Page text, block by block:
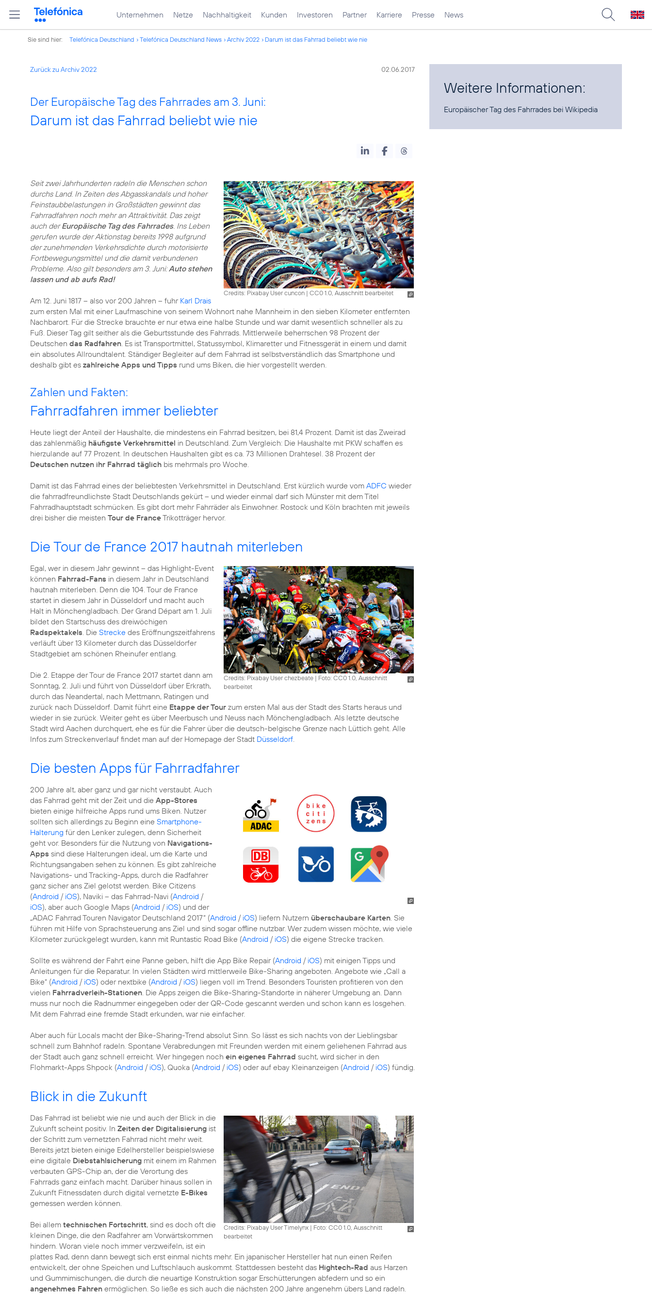
Unternehmen Netze Nachhaltigkeit Kunden Investoren Partner Karriere Presse News
Sie sind hier: Telefónica Deutschland Telefónica Deutschland News Archiv 2022 Darum ist das Fahrrad beliebt wie nie
Zurück zu Archiv 2022 02.06.2017
Der Europäische Tag des Fahrrades am 3. Juni:
Darum ist das Fahrrad beliebt wie nie
Credits: Pixabay User cuncon| CC0 1.0, Ausschnitt bearbeitet
Seit zwei Jahrhunderten radeln die Menschen schon
durchs Land. In Zeiten des Abgasskandals und hoher
Feinstaubbelastungen in Großstädten gewinnt das
Fahrradfahren noch mehr an Attraktivität. Das zeigt
auch derEuropäische Tag des Fahrrades. Ins Leben
gerufen wurde der Aktionstag bereits 1998 aufgrund
der zunehmenden Verkehrsdichte durch motorisierte
Fortbewegungsmittel und die damit verbundenen
Probleme. Also gilt besonders am 3. Juni:Auto stehen
lassen und ab aufs Rad!
Am 12. Juni 1817 – also vor 200 Jahren – fuhr Karl Drais
zum ersten Mal mit einer Laufmaschine von seinem Wohnort nahe Mannheim in den sieben Kilometer entfernten
Nachbarort. Für die Strecke brauchte er nur etwa eine halbe Stunde und war damit wesentlich schneller als zu
Fuß. Dieser Tag gilt seither als die Geburtsstunde des Fahrrads. Mittlerweile beherrschen 98 Prozent der
Deutschen das Radfahren. Es ist Transportmittel, Statussymbol, Klimaretter und Fitnessgerät in einem und damit
ein absolutes Allroundtalent. Ständiger Begleiter auf dem Fahrrad ist selbstverständlich das Smartphone und
deshalb gibt es zahlreiche Apps und Tipps rund ums Biken, die hier vorgestellt werden.
Zahlen und Fakten:
Fahrradfahren immer beliebter
Heute liegt der Anteil der Haushalte, die mindestens ein Fahrrad besitzen, bei 81,4 Prozent. Damit ist das Zweirad
das zahlenmäßig häufigste Verkehrsmittel in Deutschland. Zum Vergleich: Die Haushalte mit PKW schaffen es
hierzulande auf 77 Prozent. In deutschen Haushalten gibt es ca. 73 Millionen Drahtesel. 38 Prozent der
Deutschen nutzen ihr Fahrrad täglich bis mehrmals pro Woche.
Damit ist das Fahrrad eines der beliebtesten Verkehrsmittel in Deutschland. Erst kürzlich wurde vom ADFC wieder
die fahrradfreundlichste Stadt Deutschlands gekürt – und wieder einmal darf sich Münster mit dem Titel
Fahrradhauptstadt schmücken. Es gibt dort mehr Fahrräder als Einwohner. Rostock und Köln brachten mit jeweils
drei bisher die meisten Tour de FranceTrikotträger hervor.
Die Tour de France 2017 hautnah miterleben
Credits: Pixabay User chezbeate| Foto: CC0 1.0, Ausschnitt
bearbeitet
Egal, wer in diesem Jahr gewinnt – das Highlight-Event
können Fahrrad-Fans in diesem Jahr in Deutschland
hautnah miterleben. Denn die 104. Tour de France
startet in diesem Jahr in Düsseldorf und macht auch
Halt in Mönchengladbach. Der Grand Départ am 1. Juli
bildet den Startschuss des dreiwöchigen
Radspektakels. Die Strecke des Eröffnungszeitfahrens
verläuft über 13 Kilometer durch das Düsseldorfer
Stadtgebiet am schönen Rheinufer entlang.
Die 2. Etappe der Tour de France 2017 startet dann am
Sonntag, 2. Juli und führt von Düsseldorf über Erkrath,
durch das Neandertal, nach Mettmann, Ratingen und
zurück nach Düsseldorf. Damit führt eine Etappe der Tour zum ersten Mal aus der Stadt des Starts heraus und
wieder in sie zurück. Weiter geht es über Meerbusch und Neuss nach Mönchengladbach. Als letzte deutsche
Stadt wird Aachen durchquert, ehe es für die Fahrer über die deutsch-belgische Grenze nach Lüttich geht. Alle
Infos zum Streckenverlauf findet man auf der Homepage der Stadt Düsseldorf.
Die besten Apps für Fahrradfahrer
200 Jahre alt, aber ganz und gar nicht verstaubt. Auch
das Fahrrad geht mit der Zeit und die App-Stores
bieten einige hilfreiche Apps rund ums Biken. Nutzer
sollten sich allerdings zu Beginn eine Smartphone-
Halterung für den Lenker zulegen, denn Sicherheit
geht vor. Besonders für die Nutzung von Navigations-
Apps sind diese Halterungen ideal, um die Karte und
Richtungsangaben sehen zu können. Es gibt zahlreiche
Navigations- und Tracking-Apps, durch die Radfahrer
ganz sicher ans Ziel gelotst werden. Bike Citizens
(Android / iOS), Naviki – das Fahrrad-Navi (Android /
iOS), aber auch Google Maps (Android / iOS) und der
„ADAC Fahrrad Touren Navigator Deutschland 2017“ (Android / iOS) liefern Nutzern überschaubare Karten. Sie
führen mit Hilfe von Sprachsteuerung ans Ziel und sind sogar offline nutzbar. Wer zudem wissen möchte, wie viele
Kilometer zurückgelegt wurden, kann mit Runtastic Road Bike (Android / iOS) die eigene Strecke tracken.
Sollte es während der Fahrt eine Panne geben, hilft die App Bike Repair (Android / iOS) mit einigen Tipps und
Anleitungen für die Reparatur. In vielen Städten wird mittlerweile Bike-Sharing angeboten. Angebote wie „Call a
Bike“ (Android / iOS) oder nextbike (Android / iOS) liegen voll im Trend. Besonders Touristen profitieren von den
vielen Fahrradverleih-Stationen. Die Apps zeigen die Bike-Sharing-Standorte in näherer Umgebung an. Dann
muss nur noch die Radnummer eingegeben oder der QR-Code gescannt werden und schon kann es losgehen.
Mit dem Fahrrad eine fremde Stadt erkunden, war nie einfacher.
Aber auch für Locals macht der Bike-Sharing-Trend absolut Sinn. So lässt es sich nachts von der Lieblingsbar
schnell zum Bahnhof radeln. Spontane Verabredungen mit Freunden werden mit einem geliehenen Fahrrad aus
der Stadt auch ganz schnell erreicht. Wer hingegen noch ein eigenes Fahrrad sucht, wird sicher in den
Flohmarkt-Apps Shpock (Android / iOS), Quoka (Android / iOS) oder auf ebay Kleinanzeigen (Android / iOS) fündig.
Blick in die Zukunft
Credits: Pixabay User Timelynx| Foto: CC0 1.0, Ausschnitt
bearbeitet
Das Fahrrad ist beliebt wie nie und auch der Blick in die
Zukunft scheint positiv. In Zeiten der Digitalisierung ist
der Schritt zum vernetzten Fahrrad nicht mehr weit.
Bereits jetzt bieten einige Edelhersteller beispielswiese
eine digitale Diebstahlsicherung mit einem im Rahmen
verbauten GPS-Chip an, der die Verortung des
Fahrrads ganz einfach macht. Darüber hinaus sollen in
Zukunft Fitnessdaten durch digital vernetzte E-Bikes
gemessen werden können.
Bei allem technischen Fortschritt, sind es doch oft die
kleinen Dinge, die den Radfahrer am Vorwärtskommen
hindern. Woran viele noch immer verzweifeln, ist ein
plattes Rad, denn dann bewegt sich erst einmal nichts mehr. Ein japanischer Hersteller hat nun einen Reifen
entwickelt, der ohne Speichen und Luftschlauch auskommt. Stattdessen besteht das Hightech-Rad aus Harzen
und Gummimischungen, die durch die neuartige Konstruktion sogar Erschütterungen abfedern und so ein
angenehmes Fahren ermöglichen. So ließe es sich auch die nächsten 200 Jahre angenehm übers Land radeln.
Weitere Informationen:
Europäischer Tag des Fahrrades bei Wikipedia